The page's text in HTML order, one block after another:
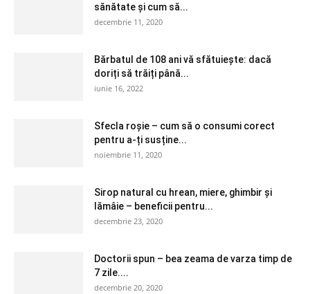
sănătate și cum să...
decembrie 11, 2020
Bărbatul de 108 ani vă sfătuiește: dacă
doriți să trăiți până...
iunie 16, 2022
Sfecla roșie – cum să o consumi corect
pentru a-ți susține...
noiembrie 11, 2020
Sirop natural cu hrean, miere, ghimbir și
lămâie – beneficii pentru...
decembrie 23, 2020
Doctorii spun – bea zeama de varza timp de
7 zile....
decembrie 20, 2020